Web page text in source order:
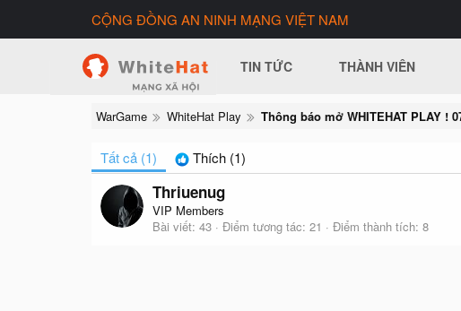
CỘNG ĐỒNG AN NINH MẠNG VIỆT NAM
TIN TỨC THÀNH VIÊN
WarGame WhiteHat Play
Tất cả (1) Thích (1)
Thriuenug
VIP Members
Bài viết 43 Điểm tương tác 21 Điểm thành tích 8